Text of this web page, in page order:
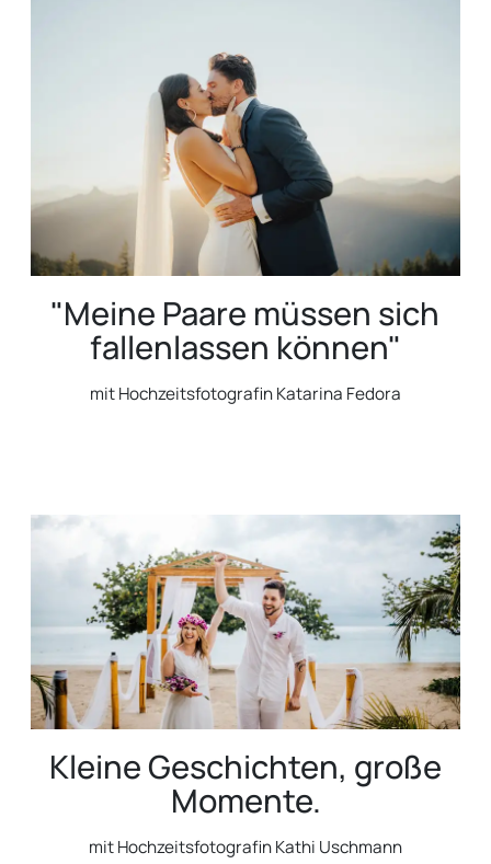
"Meine Paare müssen sich
fallenlassen können"
mit Hochzeitsfotografin Katarina Fedora
Kleine Geschichten, große
Momente.
mit Hochzeitsfotografin Kathi Uschmann